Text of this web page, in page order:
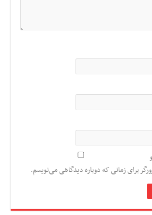
برای زمانی که دوباره دیدگاهی می‌نویسم.